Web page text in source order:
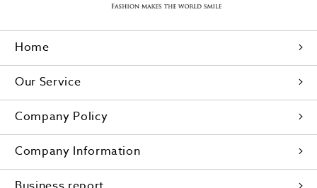
Home
Our Service
Company Policy
Company Information